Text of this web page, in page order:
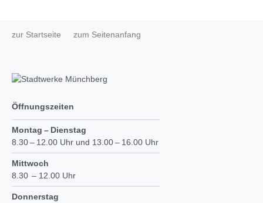
zur Startseite zum Seitenanfang
Öffnungszeiten
Montag – Dienstag
8.30 – 12.00 Uhr und 13.00 – 16.00 Uhr
Mittwoch
8.30 – 12.00 Uhr
Donnerstag